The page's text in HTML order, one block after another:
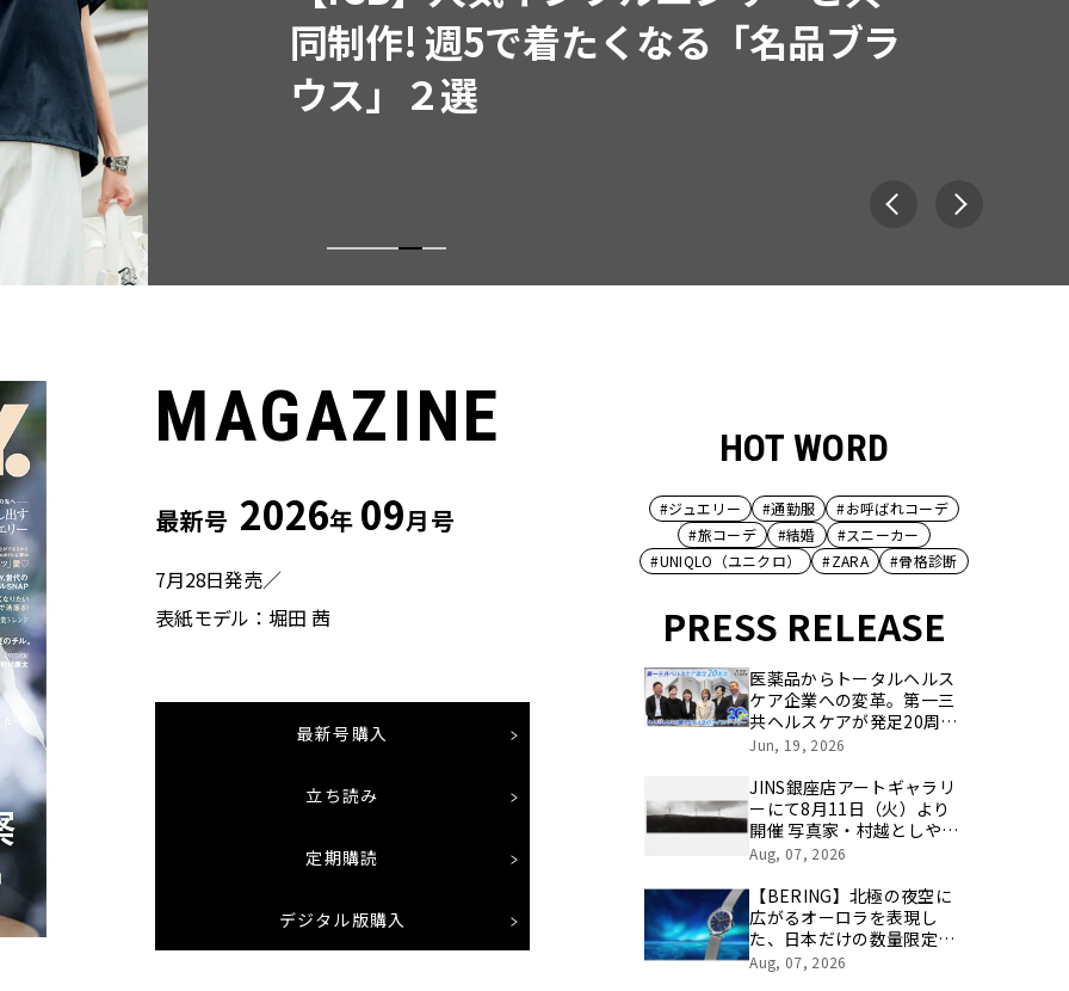
輩の「オシャレ」大特集｜
MAGAZINE
最新号 2026年 09月号
7月28日発売／
表紙モデル：堀田 茜
最新号購入
立ち読み
定期購読
デジタル版購入
HOT WORD
#ジュエリー #通勤服
#お呼ばれコーデ
#旅コーデ
#結婚
#スニーカー
#UNIQLO（ユニクロ）
#ZARA #骨格診断
PRESS RELEASE
医薬品からトータルヘルス
ケア企業への変革。第一三
共ヘルスケアが発足20周年
を記念し、製品開発・新カ
合時のエピソードを社員の
想いとともに振り返る特別
映像を公開！
Jun, 19, 2026
JINS銀座店アートギャラリ
ーにて8月11日（火）より
開催 写真家・村越としや氏
「沈黙の中身はすべて言葉
Aug, 07, 2026
【BERING】北極の夜空に
広がるオーロラを表現し
た、日本だけの数量限定モ
デルがリリース
Aug, 07, 2026